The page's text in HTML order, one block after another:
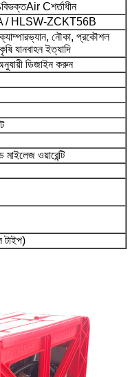
বিভক্তAir Cশর্তাধীন
/ HLSW-ZCKT56B
নৌকা, প্রকৌশল
যানবাহন ইত্যাদি
ডিজাইন করুন
ওয়ারেন্টি
টাইপ)